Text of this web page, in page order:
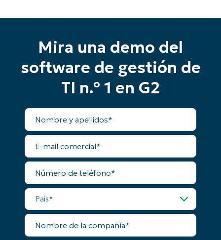
Mira una demo del
software de gestión de
TI n.º 1 en G2
Nombre
apellidos
E-
mail
comercial
Número
teléfono
País
Nombre
la
Comienza tu prueba de 14 días
Sin necesidad de tarjeta de crédito, acceso
completo a todas las funciones.
name*
Business
email*
number*
Company
name*